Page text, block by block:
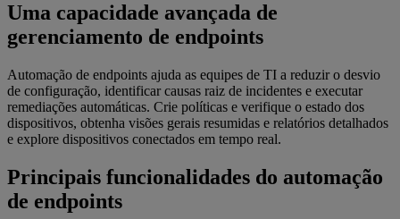
Uma capacidade avançada de
gerenciamento de endpoints
Automação de endpoints ajuda as equipes de TI a reduzir o desvio
de configuração, identificar causas raiz de incidentes e executar
remediações automáticas. Crie políticas e verifique o estado dos
dispositivos, obtenha visões gerais resumidas e relatórios detalhados
e explore dispositivos conectados em tempo real.
Principais funcionalidades do automação
de endpoints